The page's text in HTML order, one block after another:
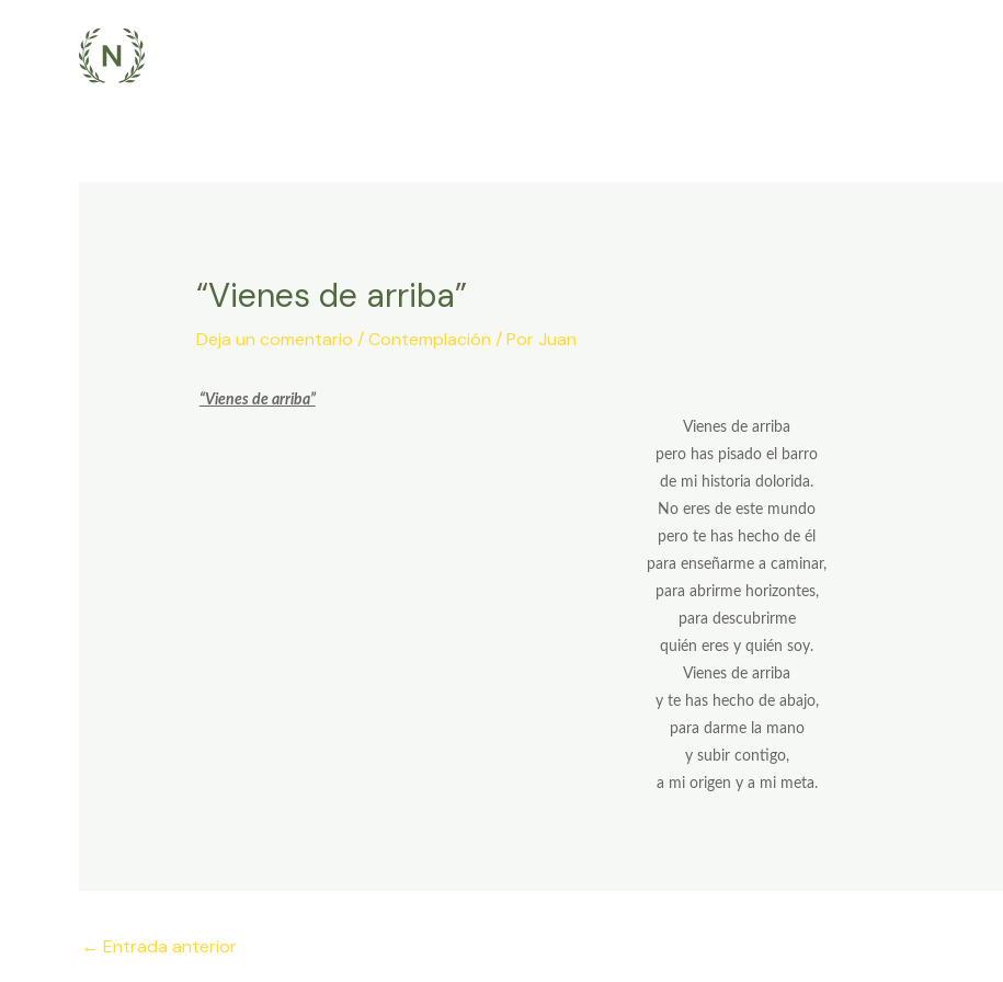
“Vienes de arriba”
Deja un comentario /Contemplación / PorJuan
“Vienes de arriba”
Vienes de arriba
pero has pisado el barro
de mi historia dolorida.
No eres de este mundo
pero te has hecho de él
para enseñarme a caminar,
para abrirme horizontes,
para descubrirme
quién eres y quién soy.
Vienes de arriba
y te has hecho de abajo,
para darme la mano
y subir contigo,
a mi origen y a mi meta.
Navegación
← Entrada anterior